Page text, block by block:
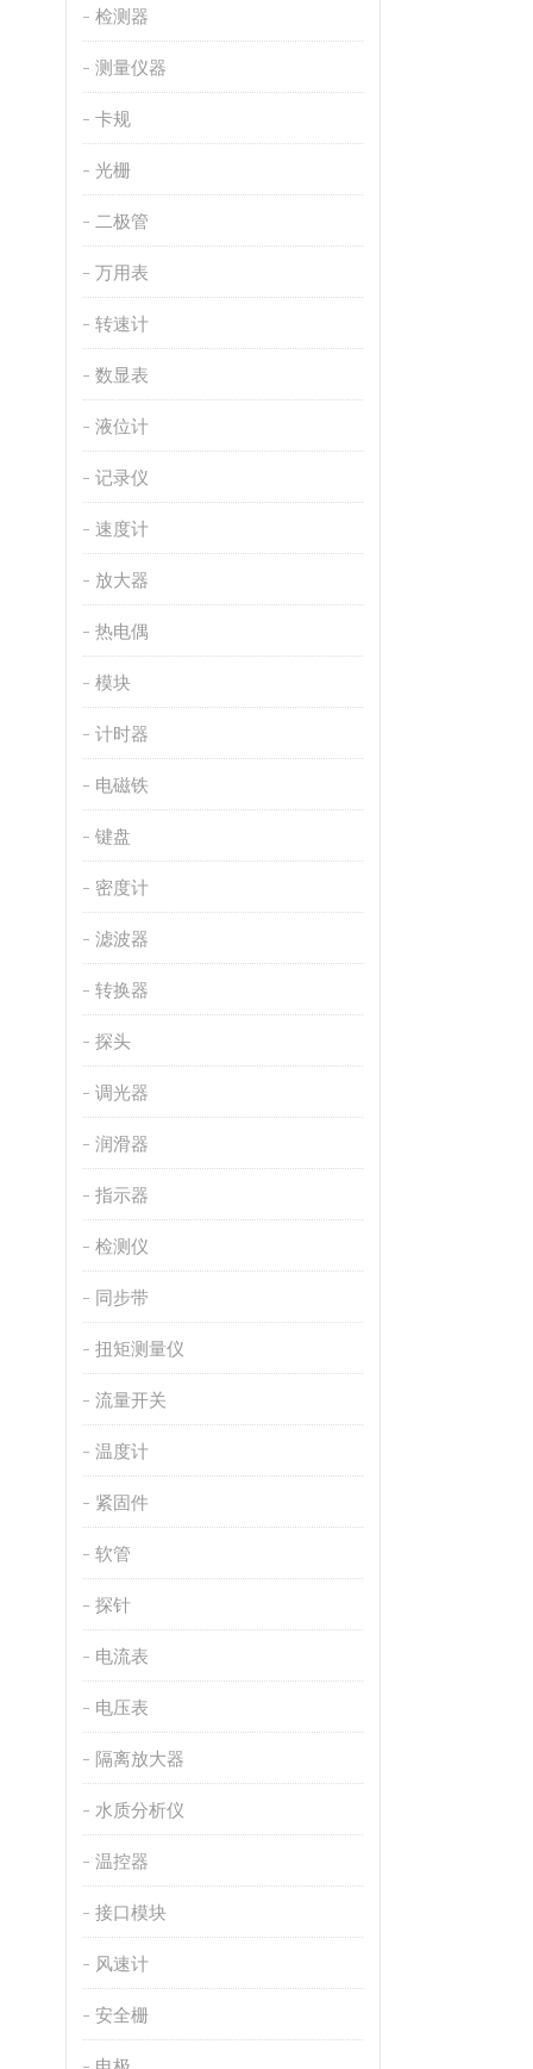
检测器
测量仪器
卡规
光栅
二极管
万用表
转速计
数显表
液位计
记录仪
速度计
放大器
热电偶
模块
计时器
电磁铁
键盘
密度计
滤波器
转换器
探头
调光器
润滑器
指示器
检测仪
同步带
扭矩测量仪
流量开关
温度计
紧固件
软管
探针
电流表
电压表
隔离放大器
水质分析仪
温控器
接口模块
风速计
安全栅